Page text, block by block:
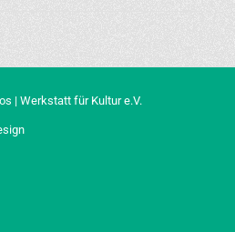
| Werkstatt für Kultur e.V.